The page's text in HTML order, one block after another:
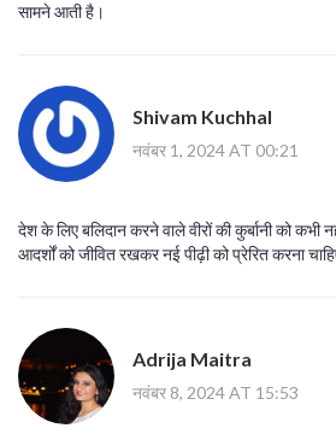
सामने आती है।
Shivam Kuchhal
नवंबर 1, 2024 AT 00:21
देश के लिए बलिदान करने वाले वीरों की कुर्बानी को कभी
आदर्शों को जीवित रखकर नई पीढ़ी को प्रेरित करना
Adrija Maitra
नवंबर 8, 2024 AT 15:53